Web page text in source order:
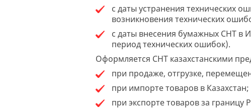
с даты устранения технических
возникновения технических
с даты внесения бумажных СНТ в
период технических ошибок).
Оформляется СНТ казахстанскими
при продаже, отгрузке,
при импорте товаров в Казахстан;
при экспорте товаров за границу